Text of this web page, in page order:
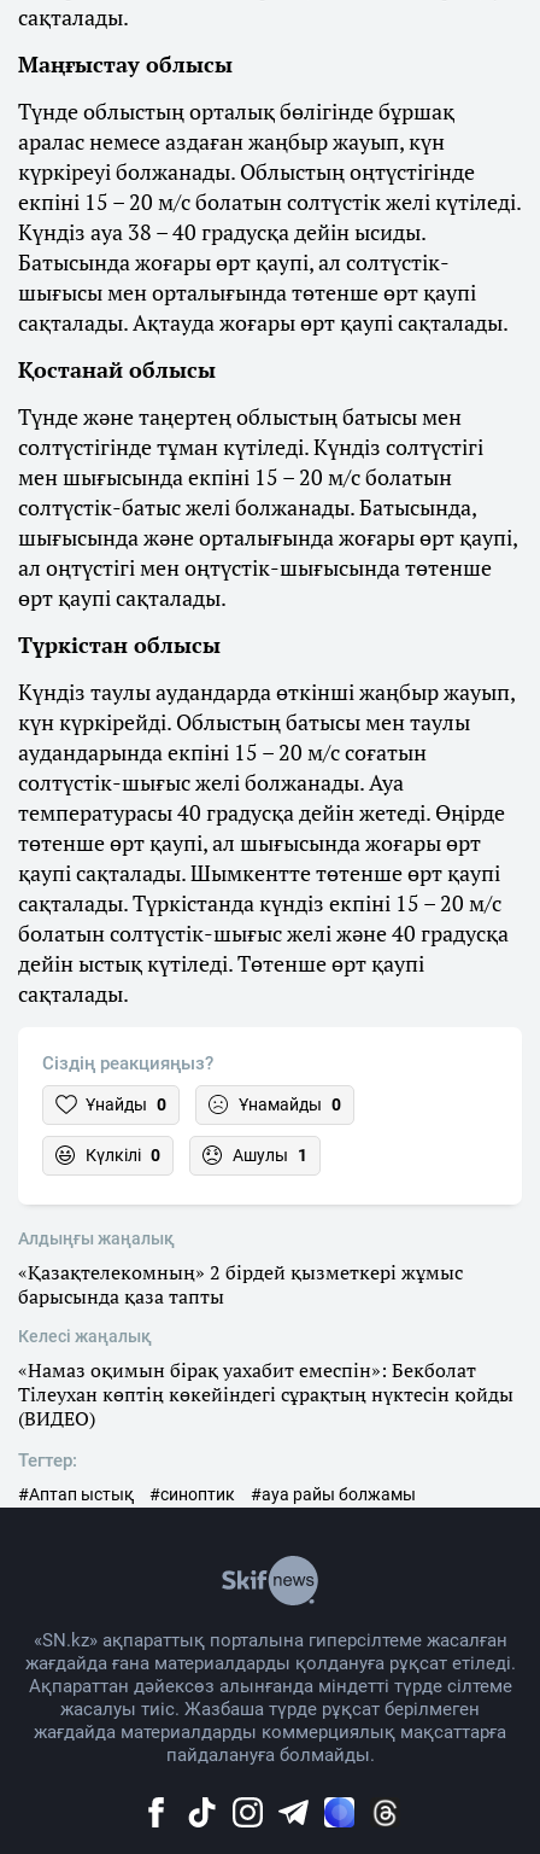
сақталады.
Маңғыстау облысы
Түнде облыстың орталық бөлігінде бұршақ
аралас немесе аздаған жаңбыр жауып, күн
күркіреуі болжанады. Облыстың оңтүстігінде
екпіні 15 – 20 м/с болатын солтүстік желі күтіледі.
Күндіз ауа 38 – 40 градусқа дейін ысиды.
Батысында жоғары өрт қаупі, ал солтүстік-
шығысы мен орталығында төтенше өрт қаупі
сақталады. Ақтауда жоғары өрт қаупі сақталады.
Қостанай облысы
Түнде және таңертең облыстың батысы мен
солтүстігінде тұман күтіледі. Күндіз солтүстігі
мен шығысында екпіні 15 – 20 м/с болатын
солтүстік-батыс желі болжанады. Батысында,
шығысында және орталығында жоғары өрт қаупі,
ал оңтүстігі мен оңтүстік-шығысында төтенше
өрт қаупі сақталады.
Түркістан облысы
Күндіз таулы аудандарда өткінші жаңбыр жауып,
күн күркірейді. Облыстың батысы мен таулы
аудандарында екпіні 15 – 20 м/с соғатын
солтүстік-шығыс желі болжанады. Ауа
температурасы 40 градусқа дейін жетеді. Өңірде
төтенше өрт қаупі, ал шығысында жоғары өрт
қаупі сақталады. Шымкентте төтенше өрт қаупі
сақталады. Түркістанда күндіз екпіні 15 – 20 м/с
болатын солтүстік-шығыс желі және 40 градусқа
дейін ыстық күтіледі. Төтенше өрт қаупі
сақталады.
Сіздің реакцияңыз?
Ұнайды 0 Ұнамайды 0
Күлкілі 0 Ашулы 1
Алдыңғы жаңалық
«Қазақтелекомның» 2 бірдей қызметкері жұмыс
барысында қаза тапты
Келесі жаңалық
«Намаз оқимын бірақ уахабит емеспін»: Бекболат
Тілеухан көптің көкейіндегі сұрақтың нүктесін қойды
(ВИДЕО)
Тегтер:
#Аптап ыстық #синоптик #ауа райы болжамы
«SN.kz» ақпараттық порталына гиперсілтеме жасалған
жағдайда ғана материалдарды қолдануға рұқсат етіледі.
Ақпараттан дәйексөз алынғанда міндетті түрде сілтеме
жасалуы тиіс. Жазбаша түрде рұқсат берілмеген
жағдайда материалдарды коммерциялық мақсаттарға
пайдалануға болмайды.